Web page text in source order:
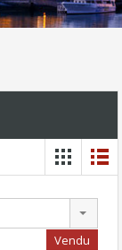
Vendu